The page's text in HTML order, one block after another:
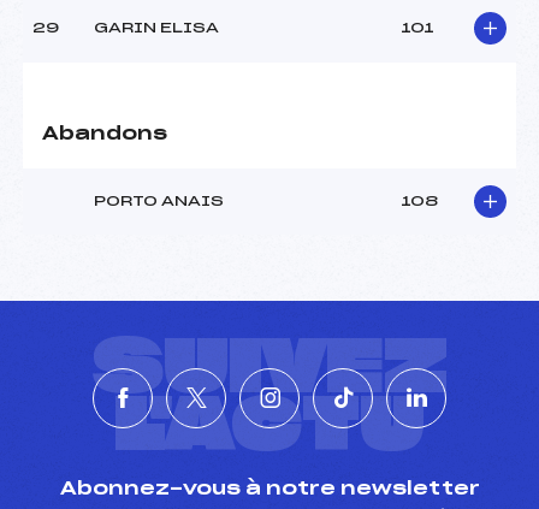
29 GARIN ELISA 101
Abandons
PORTO ANAIS 108
SUIVEZ
L'ACTU
Abonnez-vous à notre newsletter